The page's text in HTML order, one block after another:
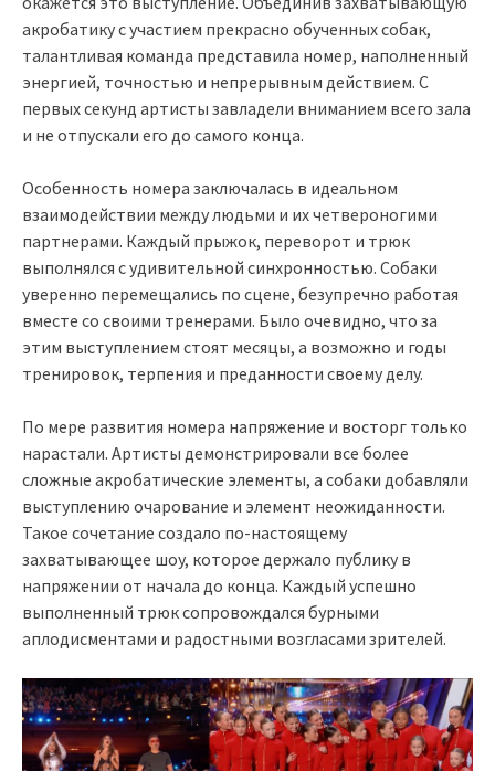
акробатику с участием прекрасно обученных собак,
талантливая команда представила номер, наполненный
энергией, точностью и непрерывным действием. С
первых секунд артисты завладели вниманием всего зала
и не отпускали его до самого конца.
Особенность номера заключалась в идеальном
взаимодействии между людьми и их четвероногими
партнерами. Каждый прыжок, переворот и трюк
выполнялся с удивительной синхронностью. Собаки
уверенно перемещались по сцене, безупречно работая
вместе со своими тренерами. Было очевидно, что за
этим выступлением стоят месяцы, а возможно и годы
тренировок, терпения и преданности своему делу.
По мере развития номера напряжение и восторг только
нарастали. Артисты демонстрировали все более
сложные акробатические элементы, а собаки добавляли
выступлению очарование и элемент неожиданности.
Такое сочетание создало по-настоящему
захватывающее шоу, которое держало публику в
напряжении от начала до конца. Каждый успешно
выполненный трюк сопровождался бурными
аплодисментами и радостными возгласами зрителей.